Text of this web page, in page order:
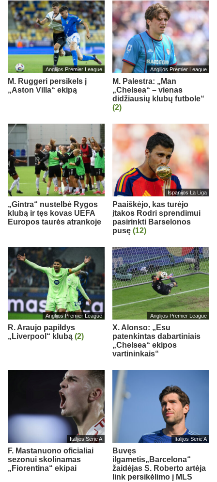
Anglijos Premier League
M. Ruggeri persikels į
„Aston Villa“ ekipą
Anglijos Premier League
M. Palestra: „Man
„Chelsea“ – vienas
didžiausių klubų futbole“
(2)
„Gintra“ nustelbė Rygos
klubą ir tęs kovas UEFA
Europos taurės atrankoje
Ispanijos La Liga
Paaiškėjo, kas turėjo
įtakos Rodri sprendimui
pasirinkti Barselonos
pusę (12)
Anglijos Premier League
R. Araujo papildys
„Liverpool“ klubą (2)
Anglijos Premier League
X. Alonso: „Esu
patenkintas dabartiniais
„Chelsea“ ekipos
vartininkais“
Italijos Serie A
F. Mastanuono oficialiai
sezonui skolinamas
„Fiorentina“ ekipai
Italijos Serie A
Buvęs
ilgametis„Barcelona“
žaidėjas S. Roberto artėja
link persikėlimo į MLS